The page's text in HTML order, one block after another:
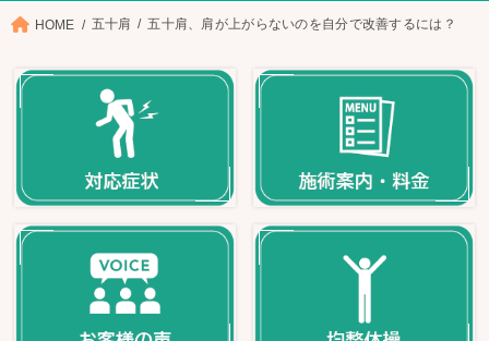
HOME 五十肩 五十肩、肩が上がらないのを自分で改善するには？